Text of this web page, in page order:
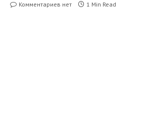
Комментариев нет 1 Min Read